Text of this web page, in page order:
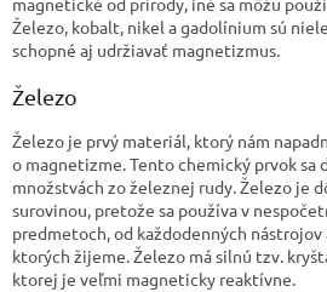
Železo, kobalt, nikel a gadolínium sú
schopné aj udržiavať magnetizmus.
Železo
Železo je prvý materiál, ktorý nám
o magnetizme. Tento chemický prvok sa
množstvách zo železnej rudy. Železo je
surovinou, pretože sa používa v
predmetoch, od každodenných
ktorých žijeme. Železo má silnú tzv.
ktorej je veľmi magneticky reaktívne.